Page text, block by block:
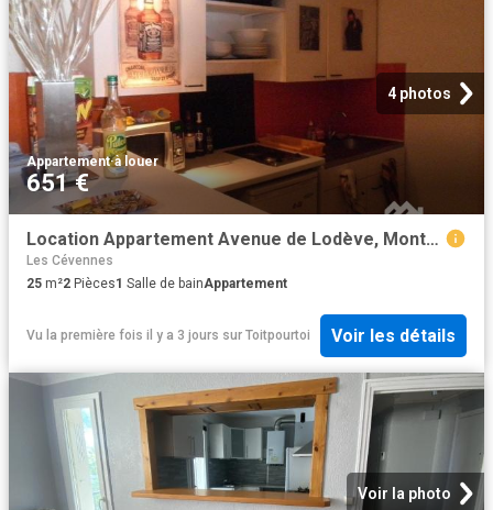
4 photos
Appartement·à louer
651 €
Location Appartement Avenue de Lodève, Montpellier
Les Cévennes
25 m²2 Pièces1 Salle de bainAppartement
Vu la première fois il y a 3 jours sur Toitpourtoi Voir les détails
Voir la photo